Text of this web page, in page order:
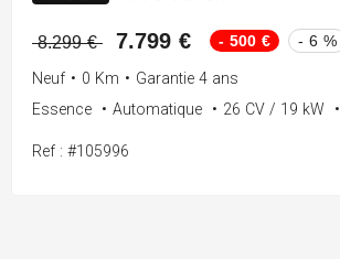
8.299 € 7.799 € - 500 € - 6 %
Neuf • 0 Km • Garantie 4 ans
Essence
• Automatique • 26 CV / 19 kW •
Ref : #105996